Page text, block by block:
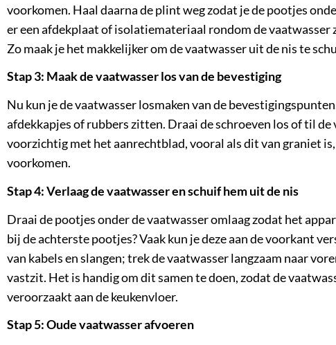
voorkomen. Haal daarna de plint weg zodat je de pootjes
er een afdekplaat of isolatiemateriaal rondom de
Zo maak je het makkelijker om de vaatwasser uit de nis te
Stap 3: Maak de vaatwasser los van de bevestiging
Nu kun je de vaatwasser losmaken van de
afdekkapjes of rubbers zitten. Draai de schroeven los of til
voorzichtig met het aanrechtblad, vooral als dit van graniet
voorkomen.
Stap 4: Verlaag de vaatwasser en schuif hem uit de nis
Draai de pootjes onder de vaatwasser omlaag zodat het
bij de achterste pootjes? Vaak kun je deze aan de voorkant
van kabels en slangen; trek de vaatwasser langzaam naar
vastzit. Het is handig om dit samen te doen, zodat de
veroorzaakt aan de keukenvloer.
Stap 5: Oude vaatwasser afvoeren